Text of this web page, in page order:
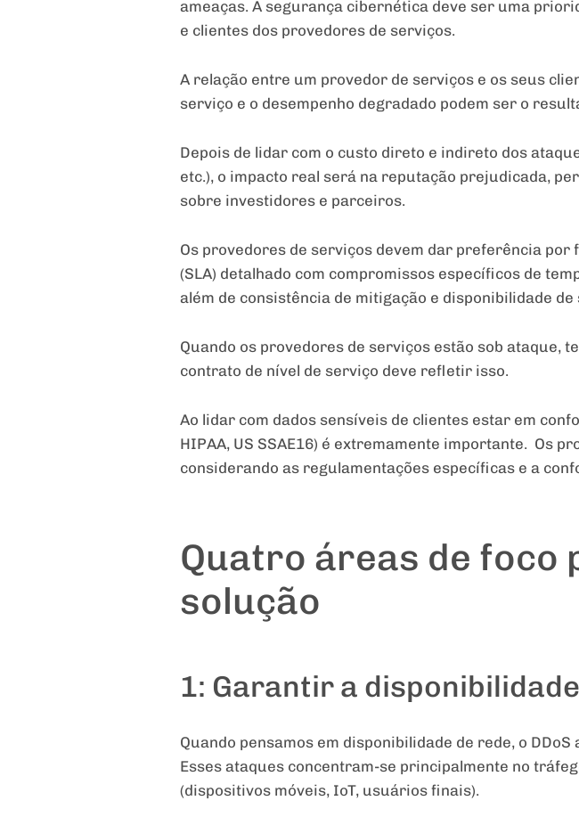
ameaças. A segurança cibernética deve ser uma
e clientes dos provedores de serviços.
A relação entre um provedor de serviços e os seus
serviço e o desempenho degradado podem ser o
Depois de lidar com o custo direto e indireto dos
etc.), o impacto real será na reputação prejudicada,
sobre investidores e parceiros.
Os provedores de serviços devem dar preferência
(SLA) detalhado com compromissos específicos de
além de consistência de mitigação e disponibilidade de
Quando os provedores de serviços estão sob ataque,
contrato de nível de serviço deve refletir isso.
Ao lidar com dados sensíveis de clientes estar em
HIPAA, US SSAE16) é extremamente importante. Os
considerando as regulamentações específicas e a
Quatro áreas de foco
solução
1: Garantir a
Quando pensamos em disponibilidade de rede, o
Esses ataques concentram-se principalmente no
(dispositivos móveis, IoT, usuários finais).